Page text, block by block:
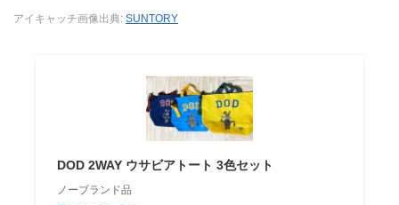
アイキャッチ画像出典: SUNTORY
DOD 2WAY ウサビアトート 3色セット
ノーブランド品